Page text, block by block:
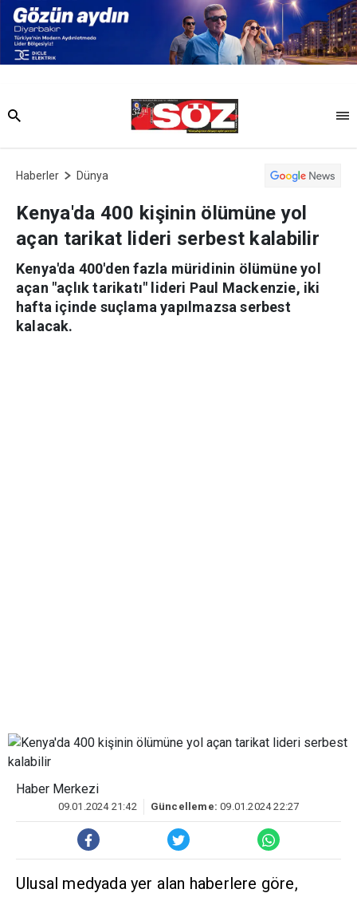
Haberler Dünya
Kenya'da 400 kişinin ölümüne yol
açan tarikat lideri serbest kalabilir
Kenya'da 400'den fazla müridinin ölümüne yol
açan "açlık tarikatı" lideri Paul Mackenzie, iki
hafta içinde suçlama yapılmazsa serbest
kalacak.
Haber Merkezi
09.01.2024 21:42 Güncelleme: 09.01.2024 22:27
Ulusal medyada yer alan haberlere göre,